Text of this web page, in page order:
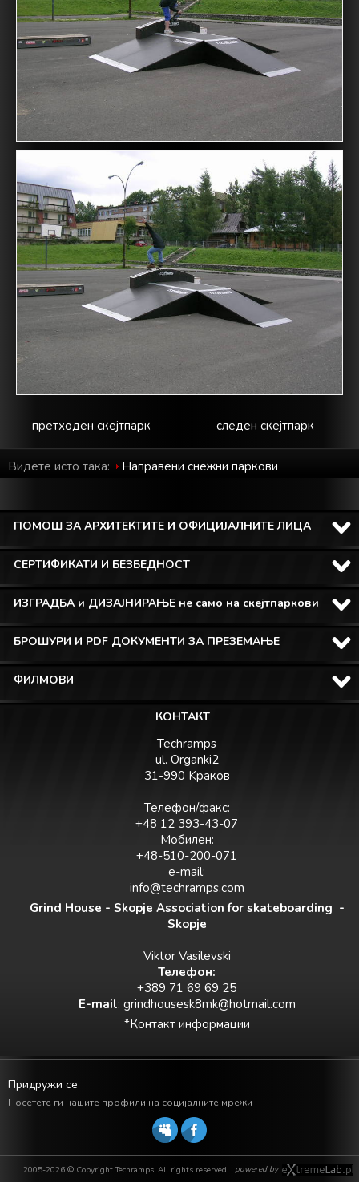
следен скејтпарк
претходен скејтпарк
Видете исто така: Направени снежни паркови
ПОМОШ ЗА АРХИТЕКТИТЕ И ОФИЦИЈАЛНИТЕ ЛИЦА
СЕРТИФИКАТИ И БЕЗБЕДНОСТ
ИЗГРАДБА и ДИЗАЈНИРАЊЕ не само на скејтпаркови
БРОШУРИ И PDF ДОКУМЕНТИ ЗА ПРЕЗЕМАЊЕ
ФИЛМОВИ
КОНТАКТ
Techramps
ul. Organki2
31-990 Kраков
Телефон/факс:
+48 12 393-43-07
Мобилен:
+48-510-200-071
e-mail:
info@techramps.com
Grind House - Skopje Association for skateboarding -
Skopje
Viktor Vasilevski
Teлефон:
+389 71 69 69 25
E-mail: grindhousesk8mk@hotmail.com
*Контакт информации
Придружи се
Посетете ги нашите профили на социјалните мрежи
powered by
2005-2026 © Copyright Techramps. All rights reserved